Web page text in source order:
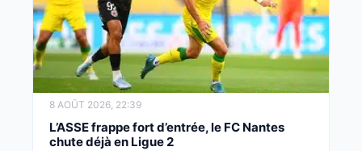
8 AOÛT 2026, 22:39
L’ASSE frappe fort d’entrée, le FC Nantes
chute déjà en Ligue 2